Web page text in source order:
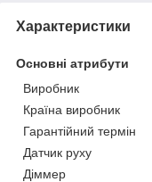
Характеристики
Основні атрибути
Виробник
Країна виробник
Гарантійний термін
Датчик руху
Діммер